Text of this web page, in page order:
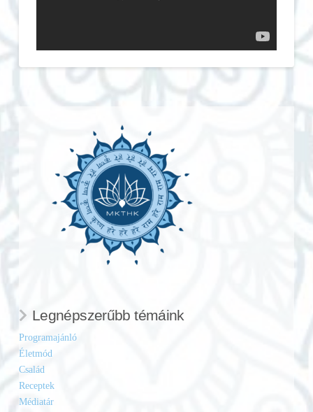
Legnépszerűbb témáink
Programajánló
Életmód
Család
Receptek
Médiatár